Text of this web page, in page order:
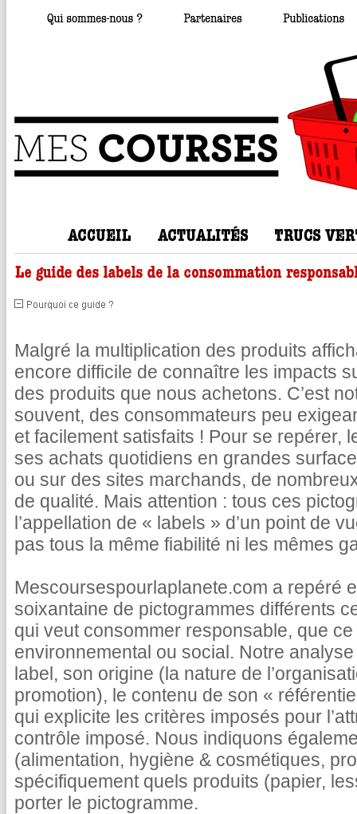
Malgré la multiplication des produits
encore difficile de connaître les impacts
des produits que nous achetons. C’est
souvent, des consommateurs peu
et facilement satisfaits ! Pour se repérer,
ses achats quotidiens en grandes
ou sur des sites marchands, de
de qualité. Mais attention : tous ces
l’appellation de « labels » d’un point de
pas tous la même fiabilité ni les mêmes
Mescoursespourlaplanete.com a repéré
soixantaine de pictogrammes différents
qui veut consommer responsable, que ce
environnemental ou social. Notre
label, son origine (la nature de
promotion), le contenu de son «
qui explicite les critères imposés pour
contrôle imposé. Nous indiquons
(alimentation, hygiène & cosmétiques,
spécifiquement quels produits (papier,
porter le pictogramme.